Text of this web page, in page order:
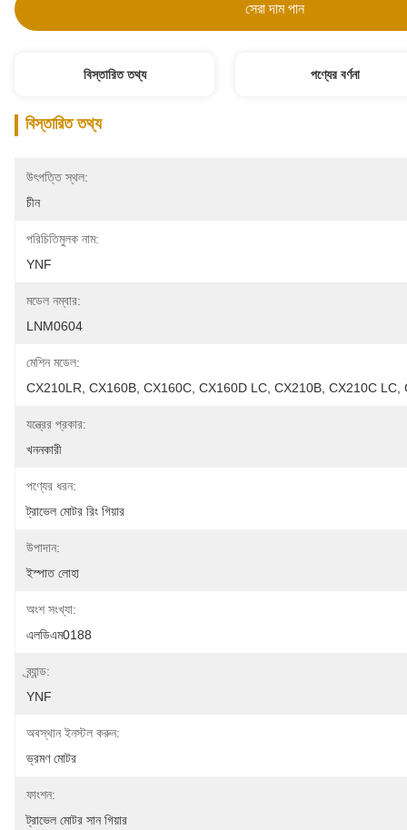
সেরা দাম পান
বিস্তারিত তথ্য পণ্যের বর্ণনা
বিস্তারিত তথ্য
উৎপত্তি স্থল:
চীন
পরিচিতিমুলক নাম:
YNF
মডেল নম্বার:
LNM0604
মেশিন মডেল:
CX210LR, CX160B, CX160C, CX160D LC, CX210B, CX210C
যন্ত্রের প্রকার:
খননকারী
পণ্যের ধরন:
ট্রাভেল মোটর রিং গিয়ার
উপাদান:
ইস্পাত লোহা
অংশ সংখ্যা:
এলডিএম0188
ব্র্যান্ড:
YNF
অবস্থান ইনস্টল করুন:
ভ্রমণ মোটর
ফাংশন:
ট্রাভেল মোটর সান গিয়ার